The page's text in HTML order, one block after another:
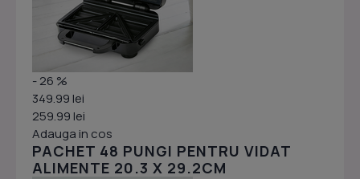
- 26 %
349.99 lei
259.99 lei
Adauga in cos
PACHET 48 PUNGI PENTRU VIDAT
ALIMENTE 20.3 X 29.2CM